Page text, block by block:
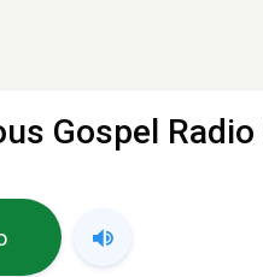
Gospel